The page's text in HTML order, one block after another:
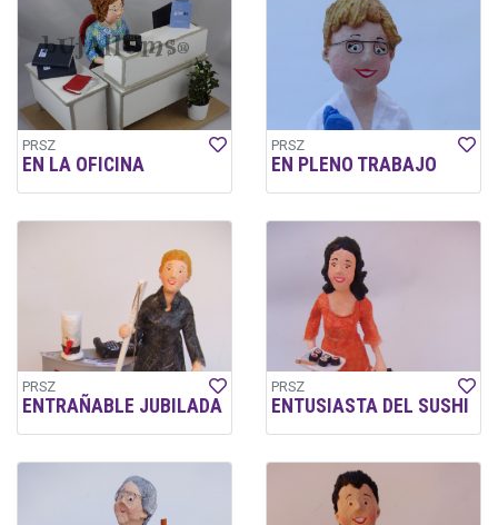
PRSZ
EN LA OFICINA
PRSZ
EN PLENO TRABAJO
PRSZ
ENTRAÑABLE JUBILADA
PRSZ
ENTUSIASTA DEL SUSHI